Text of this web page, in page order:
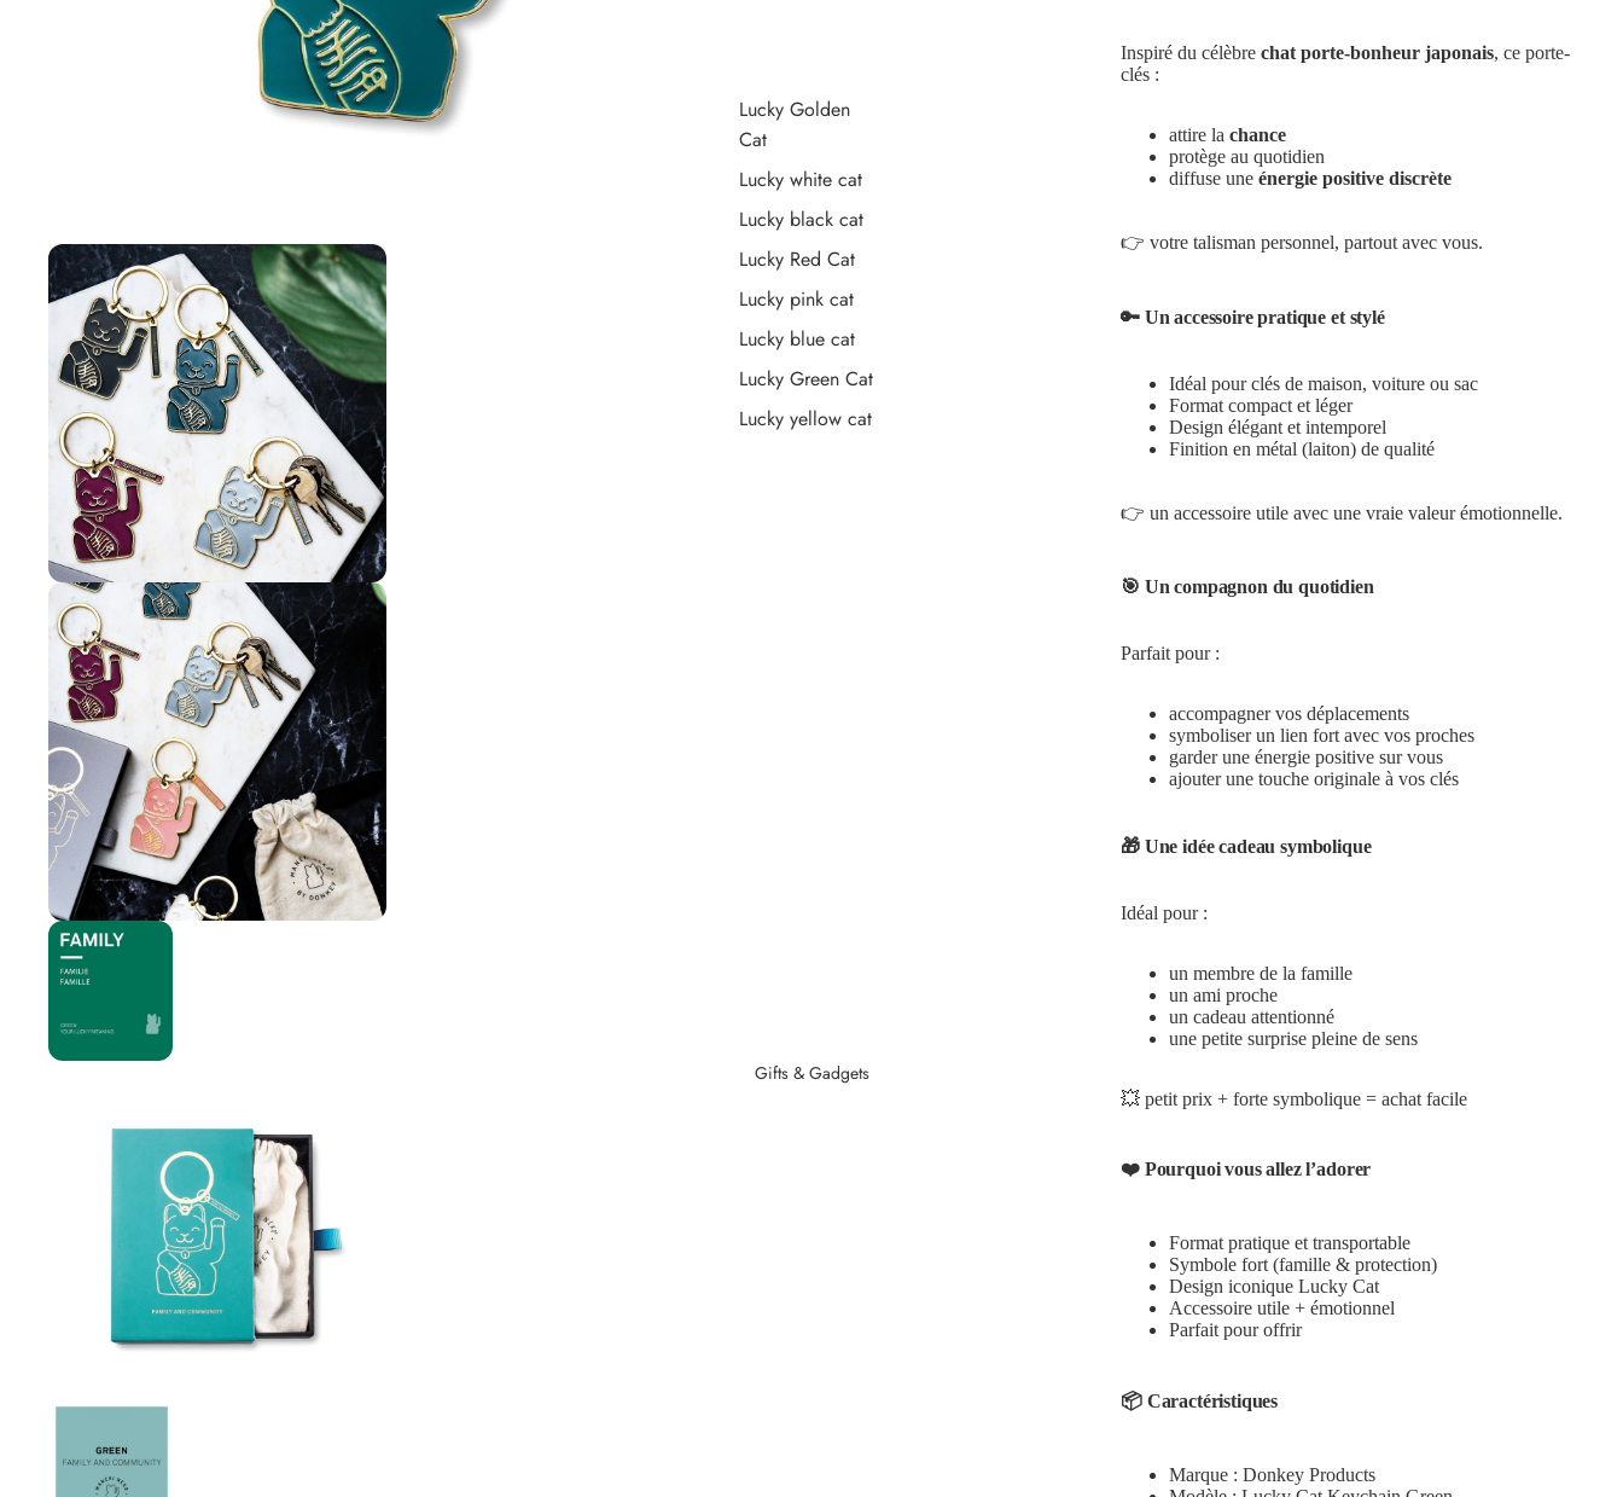
Lucky Golden
Cat
Lucky white cat
Lucky black cat
Lucky Red Cat
Lucky pink cat
Lucky blue cat
Lucky Green Cat
Lucky yellow cat
Gifts & Gadgets
Inspiré du célèbre chat porte-bonheur japonais, ce porte-
clés :
attire la chance
protège au quotidien
diffuse une énergie positive discrète
👉 votre talisman personnel, partout avec vous.
🔑 Un accessoire pratique et stylé
Idéal pour clés de maison, voiture ou sac
Format compact et léger
Design élégant et intemporel
Finition en métal (laiton) de qualité
👉 un accessoire utile avec une vraie valeur émotionnelle.
🎯 Un compagnon du quotidien
Parfait pour :
accompagner vos déplacements
symboliser un lien fort avec vos proches
garder une énergie positive sur vous
ajouter une touche originale à vos clés
🎁 Une idée cadeau symbolique
Idéal pour :
un membre de la famille
un ami proche
un cadeau attentionné
une petite surprise pleine de sens
💥 petit prix + forte symbolique = achat facile
❤️ Pourquoi vous allez l’adorer
Format pratique et transportable
Symbole fort (famille & protection)
Design iconique Lucky Cat
Accessoire utile + émotionnel
Parfait pour offrir
📦 Caractéristiques
Marque : Donkey Products